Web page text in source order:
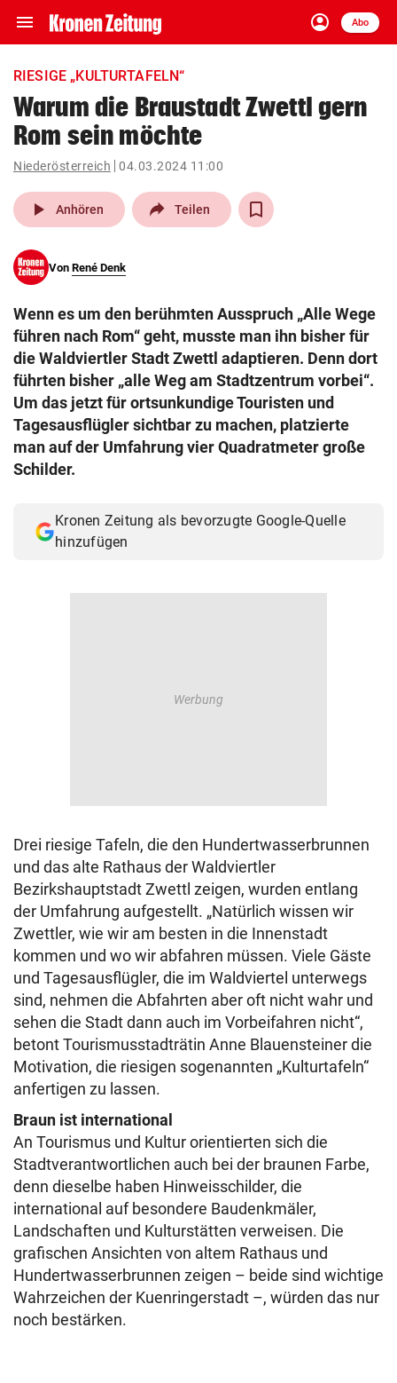
menu Navigation
ein-/ausklappen
account_circle
Anmelden
Abo
close Schließen
account_circle Anmelden
pin_drop
Wien arrow_right
search
eingeben
© Krone Multimedia GmbH & Co KG 2026
Muthgasse 2, 1190 Wien
RIESIGE „KULTURTAFELN“
Warum die Braustadt Zwettl gern
Rom sein möchte
Niederösterreich 04.03.2024 11:00
play_arrow Anhören Teilen
Von René Denk
Wenn es um den berühmten Ausspruch „Alle Wege
führen nach Rom“ geht, musste man ihn bisher für
die Waldviertler Stadt Zwettl adaptieren. Denn dort
führten bisher „alle Weg am Stadtzentrum vorbei“.
Um das jetzt für ortsunkundige Touristen und
Tagesausflügler sichtbar zu machen, platzierte
man auf der Umfahrung vier Quadratmeter große
Schilder.
Kronen Zeitung als bevorzugte Google-Quelle
hinzufügen
Drei riesige Tafeln, die den Hundertwasserbrunnen
und das alte Rathaus der Waldviertler
Bezirkshauptstadt Zwettl zeigen, wurden entlang
der Umfahrung aufgestellt. „Natürlich wissen wir
Zwettler, wie wir am besten in die Innenstadt
kommen und wo wir abfahren müssen. Viele Gäste
und Tagesausflügler, die im Waldviertel unterwegs
sind, nehmen die Abfahrten aber oft nicht wahr und
sehen die Stadt dann auch im Vorbeifahren nicht“,
betont Tourismusstadträtin Anne Blauensteiner die
Motivation, die riesigen sogenannten „Kulturtafeln“
anfertigen zu lassen.
Braun ist international
An Tourismus und Kultur orientierten sich die
Stadtverantwortlichen auch bei der braunen Farbe,
denn dieselbe haben Hinweisschilder, die
international auf besondere Baudenkmäler,
Landschaften und Kulturstätten verweisen. Die
grafischen Ansichten von altem Rathaus und
Hundertwasserbrunnen zeigen – beide sind wichtige
Wahrzeichen der Kuenringerstadt –, würden das nur
noch bestärken.